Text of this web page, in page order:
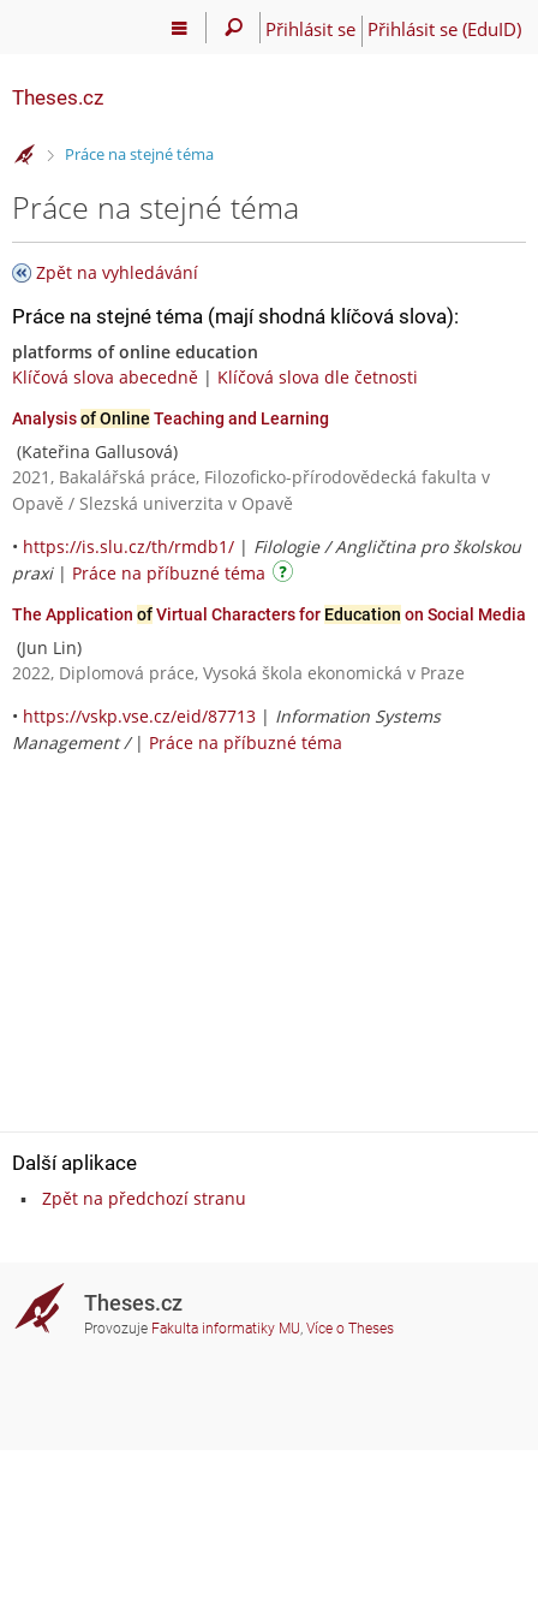
Přihlásit se Přihlásit se (EduID)
Theses.cz
>Práce na stejné téma
Práce na stejné téma
Zpět na vyhledávání
Práce na stejné téma (mají shodná klíčová slova):
platforms of online education
Klíčová slova abecedně | Klíčová slova dle četnosti
Analysisof Online Teaching and Learning
(Kateřina Gallusová)
2021, Bakalářská práce, Filozoficko-přírodovědecká fakulta v
Opavě / Slezská univerzita v Opavě
• https://is.slu.cz/th/rmdb1/ | Filologie / Angličtina pro školskou
praxi| Práce na příbuzné téma
The Application ofVirtual Characters for Education on Social Media
(Jun Lin)
2022, Diplomová práce, Vysoká škola ekonomická v Praze
• https://vskp.vse.cz/eid/87713 | Information Systems
Management / | Práce na příbuzné téma
Další aplikace
Zpět na předchozí stranu
Theses.cz
Provozuje Fakulta informatiky MU, Více o Theses